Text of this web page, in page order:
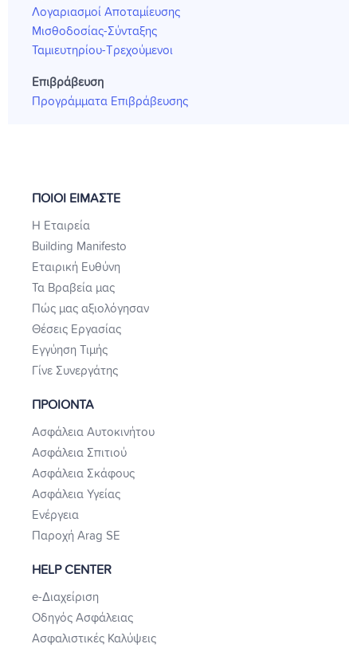
Λογαριασμοί Αποταμίευσης
Μισθοδοσίας-Σύνταξης
Ταμιευτηρίου-Τρεχούμενοι
Επιβράβευση
Προγράμματα Επιβράβευσης
ΠΟΙΟΙ ΕΙΜΑΣΤΕ
Η Εταιρεία
Building Manifesto
Εταιρική Ευθύνη
Τα Βραβεία μας
Πώς μας αξιολόγησαν
Θέσεις Εργασίας
Εγγύηση Τιμής
Γίνε Συνεργάτης
ΠΡΟΙΟΝΤΑ
Ασφάλεια Αυτοκινήτου
Ασφάλεια Σπιτιού
Ασφάλεια Σκάφους
Ασφάλεια Υγείας
Ενέργεια
Παροχή Arag SE
HELP CENTER
e-Διαχείριση
Οδηγός Ασφάλειας
Ασφαλιστικές Καλύψεις